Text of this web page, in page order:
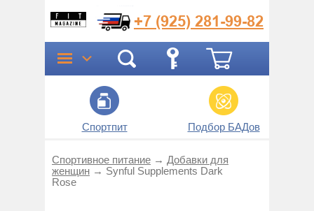
+7 (925) 281-99-82
Спортпит Подбор БАДов
Спортивное питание → Добавки для
женщин → Synful Supplements Dark
Rose